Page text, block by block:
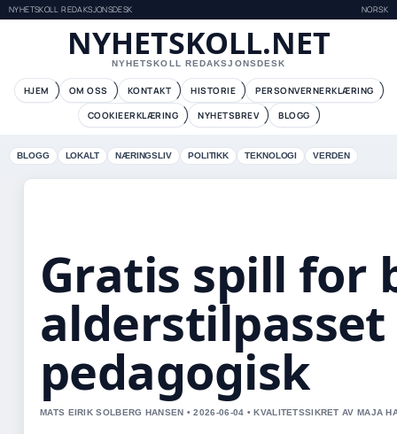
NYHETSKOLL REDAKSJONSDESK NORSK
NYHETSKOLL.NET
NYHETSKOLL REDAKSJONSDESK
HJEM OM OSS KONTAKT HISTORIE
PERSONVERNERKLÆRING
COOKIEERKLÆRING
NYHETSBREV BLOGG
BLOGG LOKALT NÆRINGSLIV POLITIKK TEKNOLOGI VERDEN
Gratis spill for
alderstilpasset
pedagogisk
MATS EIRIK SOLBERG HANSEN • 2026-06-04 • KVALITETSSIKRET AV MAJA